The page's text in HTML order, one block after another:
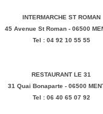
INTERMARCHE ST ROMAN
45 Avenue St Roman - 06500
Tel : 04 92 10 55 55
RESTAURANT LE 31
31 Quai Bonaparte - 06500
Tel : 06 40 65 07 92